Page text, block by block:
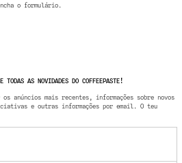
o formulário.
AS NOVIDADES DO COFFEEPASTE!
anúncios mais recentes, informações sobre novos
e outras informações por email. O teu